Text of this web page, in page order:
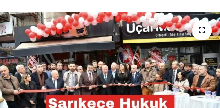
SAĞLIK
EĞİTİM
TARIM VE HAYVANCILIK
KÜLTÜR SANAT